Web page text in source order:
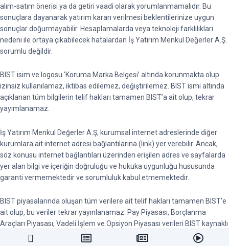
alım-satım önerisi ya da getiri vaadi olarak yorumlanmamalıdır. Bu
sonuçlara dayanarak yatırım kararı verilmesi beklentilerinize uygun
sonuçlar doğurmayabilir. Hesaplamalarda veya teknoloji farklılıkları
nedeni ile ortaya çıkabilecek hatalardan İş Yatırım Menkul Değerler A.Ş.
sorumlu değildir.
BIST isim ve logosu ‘Koruma Marka Belgesi’ altında korunmakta olup
izinsiz kullanılamaz, iktibas edilemez, değiştirilemez. BIST ismi altında
açıklanan tüm bilgilerin telif hakları tamamen BIST’a ait olup, tekrar
yayımlanamaz.
İş Yatırım Menkul Değerler A.Ş, kurumsal internet adreslerinde diğer
kurumlara ait internet adresi bağlantılarına (link) yer verebilir. Ancak,
söz konusu internet bağlantıları üzerinden erişilen adres ve sayfalarda
yer alan bilgi ve içeriğin doğruluğu ve hukuka uygunluğu hususunda
garanti vermemektedir ve sorumluluk kabul etmemektedir.
BIST piyasalarında oluşan tüm verilere ait telif hakları tamamen BIST’e
ait olup, bu veriler tekrar yayınlanamaz. Pay Piyasası, Borçlanma
Araçları Piyasası, Vadeli İşlem ve Opsiyon Piyasası verileri BIST kaynaklı
en az 15 dakika gecikmeli verilerdir.